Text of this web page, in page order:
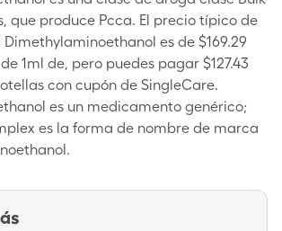
que produce Pcca. El precio típico de
es de $169.29
1ml de, pero puedes pagar $127.43
con cupón de SingleCare.
es un medicamento genérico;
es la forma de nombre de marca